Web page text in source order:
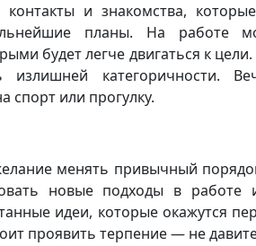
и знакомства,
планы. На работе
будет легче двигаться к
излишней категоричности.
спорт или прогулку.
менять привычный
новые подходы в
идеи, которые окажутся
проявить терпение — не